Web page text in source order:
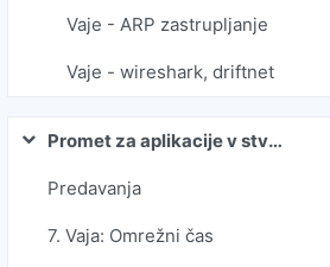
Vaje - ARP zastrupljanje
Vaje - wireshark, driftnet
Skrči Promet za aplikacije v stvarnem času
Predavanja
7. Vaja: Omrežni čas